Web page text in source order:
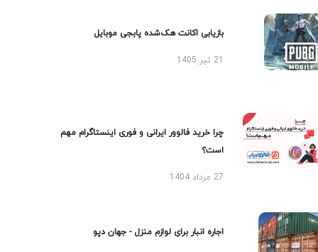
بازیابی اکانت هک‌شده پابجی موبایل
چرا خرید فالوور ایرانی و فوری اینستاگرام مهم
است؟
27 مرداد 1404
اجاره انبار برای لوازم منزل - جهان دپو